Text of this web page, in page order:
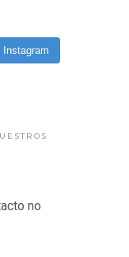
Instagram
no